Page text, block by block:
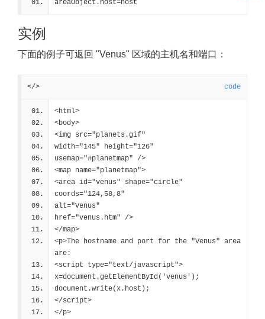
areaObject.host=host
实例
下面的例子可返回 "Venus" 区域的主机名和端口：
</> code
<html>
<body>
<img src="planets.gif"
width="145" height="126"
usemap="#planetmap" />
<map name="planetmap">
<area id="venus" shape="circle"
coords="124,58,8"
alt="Venus"
href="venus.htm" />
</map>
<p>The hostname and port for the "Venus" area
are:
<script type="text/javascript">
x=document.getElementById('venus');
document.write(x.host);
</script>
</p>